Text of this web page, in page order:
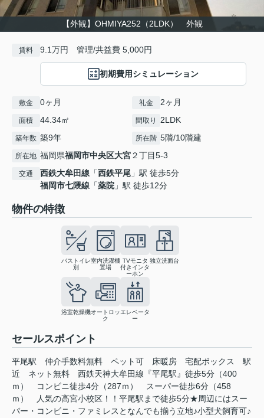
【外観】OHMIYA252（2LDK） 外観
賃料 9.1万円 管理/共益費 5,000円
初期費用シミュレーション
敷金 0ヶ月 礼金 2ヶ月
面積 44.34㎡ 間取り 2LDK
築年数 築9年 所在階 5階/10階建
所在地 福岡県福岡市中央区大宮２丁目5-3
交通 西鉄大牟田線 「西鉄平尾 」駅 徒歩5分
福岡市七隈線 「薬院 」駅 徒歩12分
物件の特徴
バストイレ
別
室内洗濯機
置場
TVモニタ
付きインタ
ーホン
独立洗面台
浴室乾燥機オートロッ
ク
エレベータ
ー
セールスポイント
平尾駅 仲介手数料無料 ペット可 床暖房 宅配ボックス 駅
近 ネット無料 西鉄天神大牟田線『平尾駅』徒歩5分（400
ｍ） コンビニ徒歩4分（287ｍ） スーパー徒歩6分（458
ｍ） 人気の高宮小校区！！平尾駅まで徒歩5分★周辺にはスー
パー・コンビニ・ファミレスとなんでも揃う立地♪小型犬飼育可♪